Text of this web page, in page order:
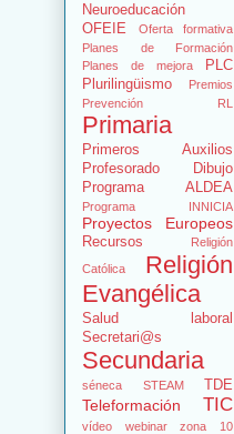
Neuroeducación
OFEIE
Oferta formativa
Planes de Formación
Planes de mejora
PLC
Plurilingüismo
Premios
Prevención RL
Primaria
Primeros Auxilios
Profesorado Dibujo
Programa ALDEA
Programa INNICIA
Proyectos Europeos
Recursos
Religión
Católica
Religión
Evangélica
Salud laboral
Secretari@s
Secundaria
séneca STEAM TDE
Teleformación TIC
vídeo webinar
zona 10